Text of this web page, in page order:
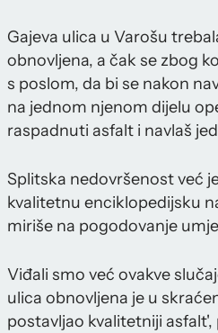
Gajeva ulica u Varošu
obnovljena, a čak se zbog
s poslom, da bi se nakon
na jednom njenom dijelu
raspadnuti asfalt i navlaš
Splitska nedovršenost već
kvalitetnu enciklopedijsku
miriše na pogodovanje
Viđali smo već ovakve
ulica obnovljena je u
postavljao kvalitetniji